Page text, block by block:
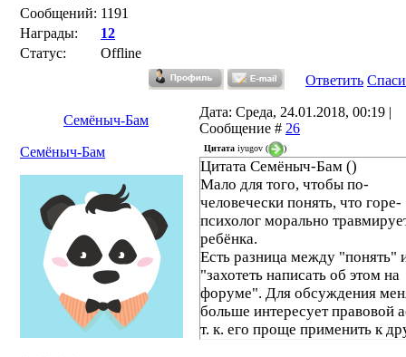
Сообщений: 1191
Награды:
12
Статус:
Offline
Ответить
Семёныч-Бам
Дата: Среда, 24.01.2018, 00:19 |
Сообщение # 26
Семёныч-Бам
Цитата iyugov ( )
Цитата Семёныч-Бам ()
Мало для того, чтобы по-
человечески понять, что горе-
психолог морально
ребёнка.
Есть разница между "понять"
"захотеть написать об этом на
форуме". Для обсуждения
больше интересует правовой
т. к. его проще применить к